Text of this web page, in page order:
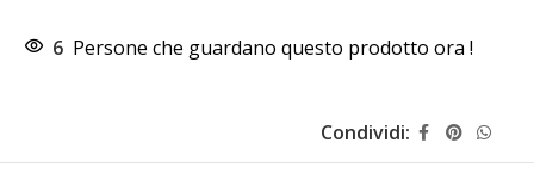
6 Persone che guardano questo prodotto ora !
Condividi: